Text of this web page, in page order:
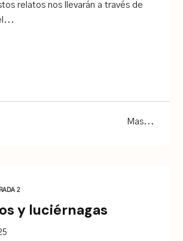
relatos nos llevarán a través de
Mas...
2
y luciérnagas